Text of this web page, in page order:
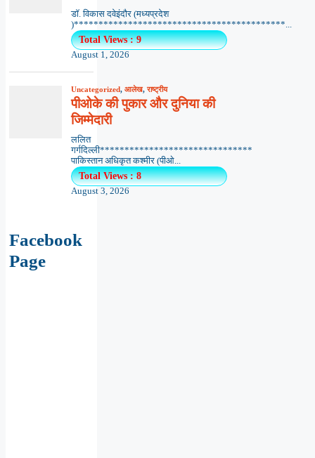
डॉ. विकास दवेइंदौर (मध्यप्रदेश
)*******************************************...
Total Views : 9
August 1, 2026
Uncategorized, आलेख,राष्ट्रीय
पीओके की पुकार और दुनिया की
जिम्मेदारी
ललित
गर्गदिल्ली*******************************
पाकिस्तान अधिकृत कश्मीर (पीओ...
Total Views : 8
August 3, 2026
Facebook
Page